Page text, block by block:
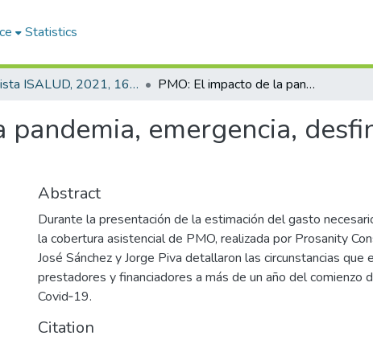
Statistics
Revista ISALUD, 2021, 16(77) PMO: El impacto de la pandemia, emergencia, desfinanciación y falta de sustentabilidad
pandemia, emergencia,
Abstract
Durante la presentación de la estimación del gasto
la cobertura asistencial de PMO, realizada por Prosanity
José Sánchez y Jorge Piva detallaron las circunstancias que
prestadores y financiadores a más de un año del comienzo
Covid‑19.
Citation